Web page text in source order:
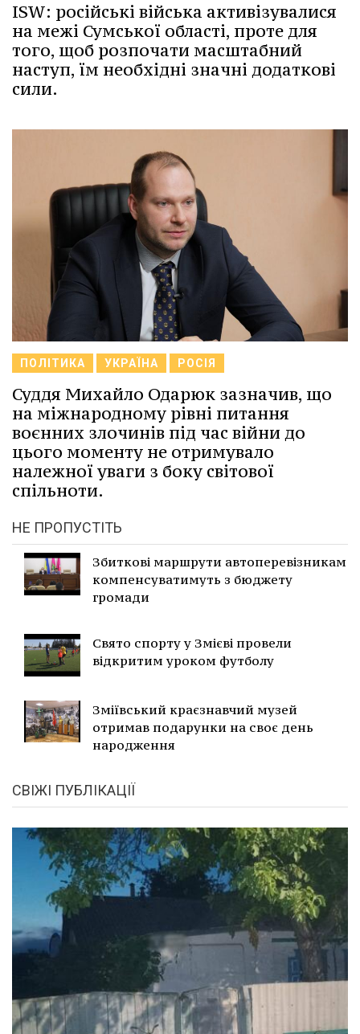
ISW: російські війська активізувалися
на межі Сумської області, проте для
того, щоб розпочати масштабний
наступ, їм необхідні значні додаткові
сили.
ПОЛІТИКА УКРАЇНА РОСІЯ
Суддя Михайло Одарюк зазначив, що
на міжнародному рівні питання
воєнних злочинів під час війни до
цього моменту не отримувало
належної уваги з боку світової
спільноти.
НЕ ПРОПУСТІТЬ
Збиткові маршрути автоперевізникам
компенсуватимуть з бюджету
громади
Свято спорту у Змієві провели
відкритим уроком футболу
Зміївський краєзнавчий музей
отримав подарунки на своє день
народження
СВІЖІ ПУБЛІКАЦІЇ